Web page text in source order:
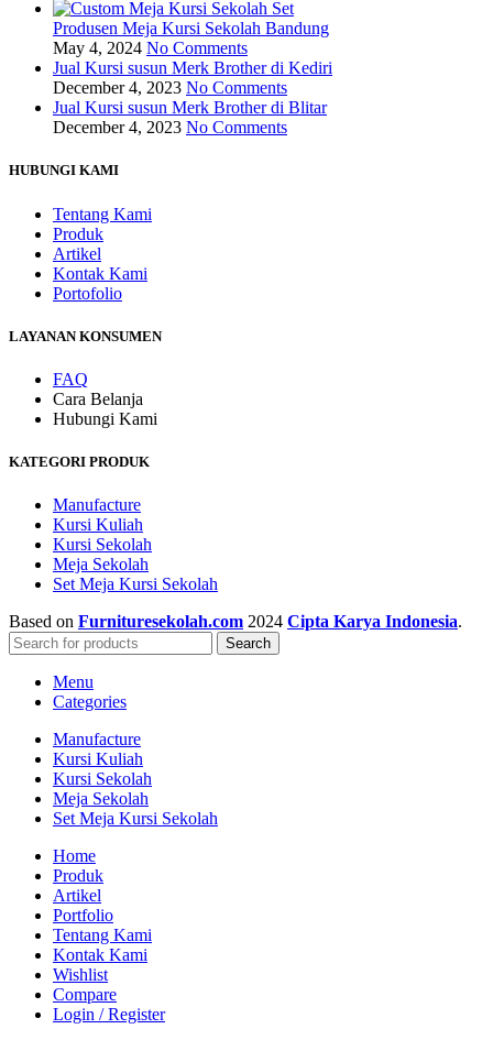
Produsen Meja Kursi Sekolah Bandung
May 4, 2024 No Comments
Jual Kursi susun Merk Brother di Kediri
December 4, 2023 No Comments
Jual Kursi susun Merk Brother di Blitar
December 4, 2023 No Comments
HUBUNGI KAMI
Tentang Kami
Produk
Artikel
Kontak Kami
Portofolio
LAYANAN KONSUMEN
FAQ
Cara Belanja
Hubungi Kami
KATEGORI PRODUK
Manufacture
Kursi Kuliah
Kursi Sekolah
Meja Sekolah
Set Meja Kursi Sekolah
Based on Furnituresekolah.com 2024 Cipta Karya Indonesia.
Search
Menu
Categories
Manufacture
Kursi Kuliah
Kursi Sekolah
Meja Sekolah
Set Meja Kursi Sekolah
Home
Produk
Artikel
Portfolio
Tentang Kami
Kontak Kami
Wishlist
Compare
Login / Register